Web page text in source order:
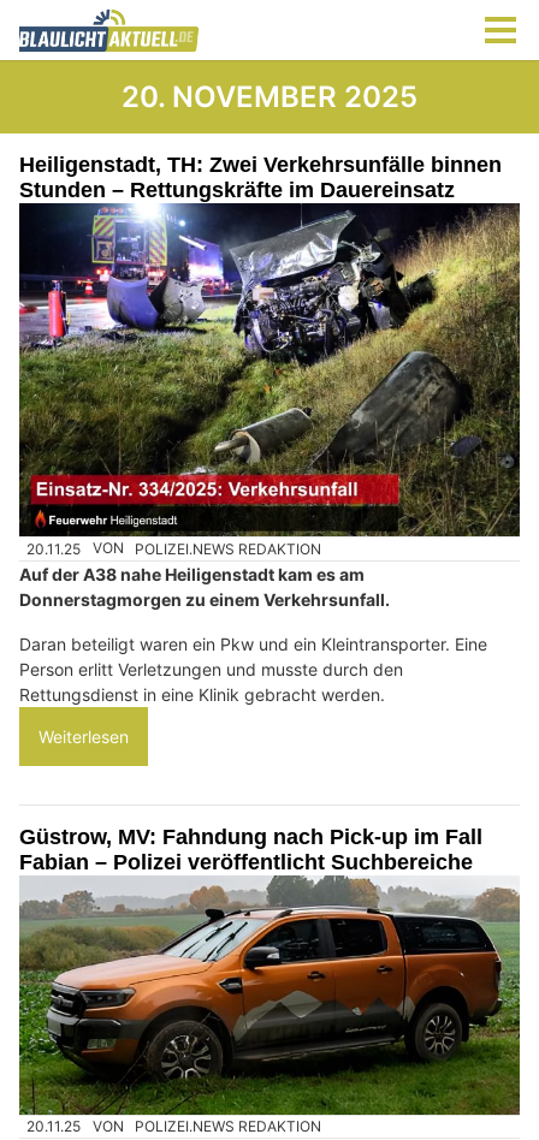
20. NOVEMBER 2025
Heiligenstadt, TH: Zwei Verkehrsunfälle binnen
Stunden – Rettungskräfte im Dauereinsatz
20.11.25 VON POLIZEI.NEWS REDAKTION
Auf der A38 nahe Heiligenstadt kam es am
Donnerstagmorgen zu einem Verkehrsunfall.
Daran beteiligt waren ein Pkw und ein Kleintransporter. Eine
Person erlitt Verletzungen und musste durch den
Rettungsdienst in eine Klinik gebracht werden.
Weiterlesen
Güstrow, MV: Fahndung nach Pick-up im Fall
Fabian – Polizei veröffentlicht Suchbereiche
20.11.25 VON POLIZEI.NEWS REDAKTION